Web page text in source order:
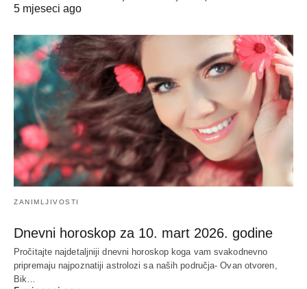
5 mjeseci ago
ZANIMLJIVOSTI
Dnevni horoskop za 10. mart 2026. godine
Pročitajte najdetaljniji dnevni horoskop koga vam svakodnevno
pripremaju najpoznatiji astrolozi sa naših područja- Ovan otvoren,
Bik…